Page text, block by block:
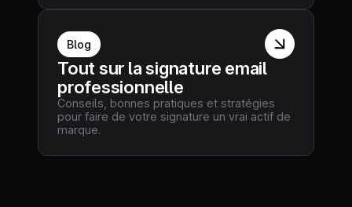
Blog
Tout sur la signature email
professionnelle
Conseils, bonnes pratiques et stratégies
pour faire de votre signature un vrai actif de
marque.